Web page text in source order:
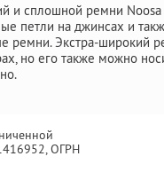
и сплошной ремни Noosa
петли на джинсах и
ремни. Экстра-широкий
но его также можно
, ОГРН